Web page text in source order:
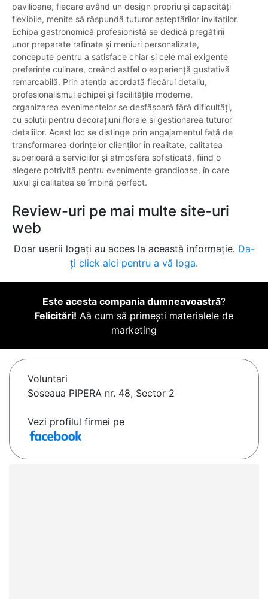
pavilioane, fiecare având un design propriu și capacități
flexibile, menite să răspundă tuturor așteptărilor invitaților.
Echipa gastronomică profesionistă se dedică pregătirii
unor preparate rafinate și meniuri personalizate,
concepute pentru a satisface chiar și cele mai exigente
preferințe culinare, creând astfel o experiență gustativă
remarcabilă. Prin atenția acordată fiecărui detaliu,
profesionalismul echipei și facilitățile moderne,
organizarea evenimentelor se desfășoară fără dificultăți,
cu soluții pentru decorațiuni florale și gestionarea tuturor
detaliilor. Acest loc se distinge prin angajamentul față de
transformarea dorințelor clienților în realitate, calitatea
superioară a serviciilor și atmosfera sofisticată, fiind o
alegere potrivită pentru evenimente grandioase, în care
luxul și calitatea se îmbină perfect.
Review-uri pe mai multe site-uri
web
Doar userii logați au acces la această informație. Da-
ți click aici pentru a vă loga.
Este acesta compania dumneavoastră?
Felicitări! Aă cum să primești materialele de
marketing
Voluntari
Soseaua PIPERA nr. 48, Sector 2
Vezi profilul firmei pe